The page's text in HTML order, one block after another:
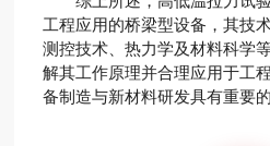
工程应用的桥梁型设备，其技
测控技术、热力学及材料科学
解其工作原理并合理应用于工
备制造与新材料研发具有重要的